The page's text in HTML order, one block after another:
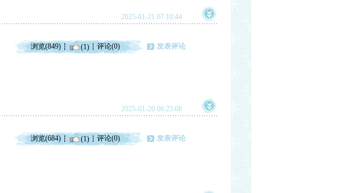
2025-01-21 07:10:44
浏览(849) (1) 评论(0) 发表评论
2025-01-20 06:25:08
浏览(684) (1) 评论(0) 发表评论